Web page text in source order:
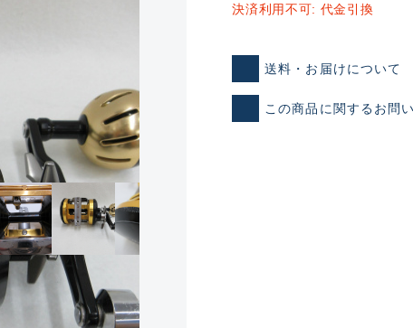
新古品（メーカー問屋から
決済利用不可: 代金引換
送料・お届けについて
この商品に関するお問